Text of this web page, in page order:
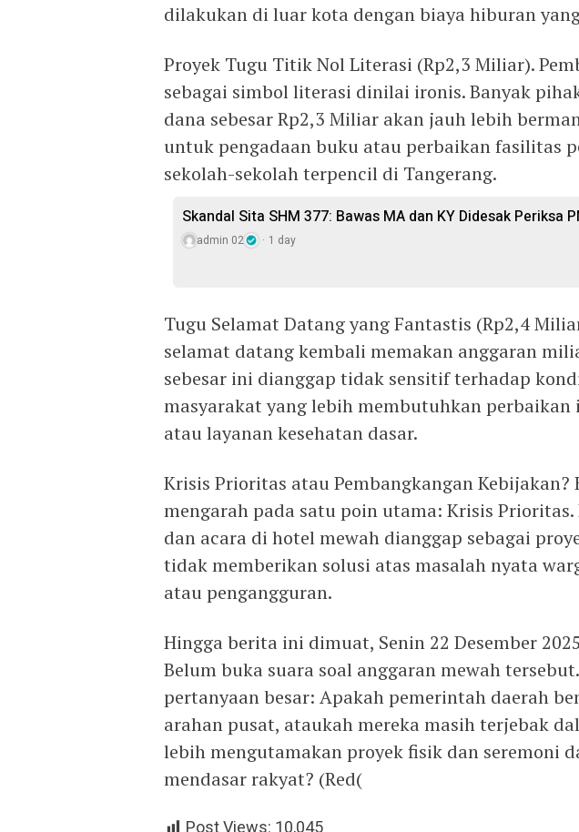
dilakukan di luar kota dengan biaya hiburan
Proyek Tugu Titik Nol Literasi (Rp2,3 Miliar).
sebagai simbol literasi dinilai ironis. Banyak
dana sebesar Rp2,3 Miliar akan jauh lebih
untuk pengadaan buku atau perbaikan fasilitas
sekolah-sekolah terpencil di Tangerang.
Skandal Sita SHM 377: Bawas MA dan KY Didesak Periksa
admin 02 1 day
Tugu Selamat Datang yang Fantastis (Rp2,4
selamat datang kembali memakan anggaran
sebesar ini dianggap tidak sensitif terhadap
masyarakat yang lebih membutuhkan
atau layanan kesehatan dasar.
Krisis Prioritas atau Pembangkangan
mengarah pada satu poin utama: Krisis
dan acara di hotel mewah dianggap sebagai
tidak memberikan solusi atas masalah nyata
atau pengangguran.
Hingga berita ini dimuat, Senin 22 Desember
Belum buka suara soal anggaran mewah
pertanyaan besar: Apakah pemerintah daerah
arahan pusat, ataukah mereka masih terjebak
lebih mengutamakan proyek fisik dan seremoni
mendasar rakyat? (Red(